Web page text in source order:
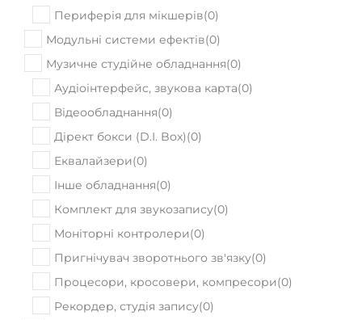
Периферія для мікшерів(0)
Модульні системи ефектів(0)
Музичне студійне обладнання(0)
Аудіоінтерфейс, звукова карта(0)
Відеообладнання(0)
Дірект бокси (D.I. Box)(0)
Еквалайзери(0)
Інше обладнання(0)
Комплект для звукозапису(0)
Моніторні контролери(0)
Пригнічувач зворотнього зв'язку(0)
Процесори, кросовери, компресори(0)
Рекордер, студія запису(0)